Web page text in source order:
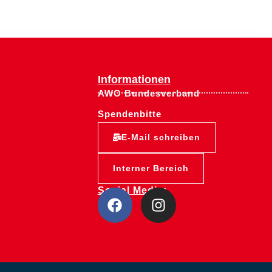
Informationen
AWO Bundesverband
Spendenbitte
E-Mail schreiben
Interner Bereich
Social Media: